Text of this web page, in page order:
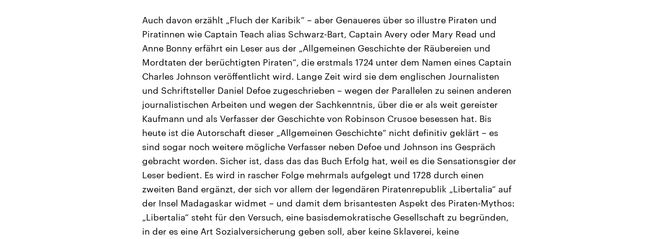
Auch davon erzählt „Fluch der Karibik“ – aber Genaueres über so illustre Piraten und
Piratinnen wie Captain Teach alias Schwarz-Bart, Captain Avery oder Mary Read und
Anne Bonny erfährt ein Leser aus der „Allgemeinen Geschichte der Räubereien und
Mordtaten der berüchtigten Piraten“, die erstmals 1724 unter dem Namen eines Captain
Charles Johnson veröffentlicht wird. Lange Zeit wird sie dem englischen Journalisten
und Schriftsteller Daniel Defoe zugeschrieben – wegen der Parallelen zu seinen anderen
journalistischen Arbeiten und wegen der Sachkenntnis, über die er als weit gereister
Kaufmann und als Verfasser der Geschichte von Robinson Crusoe besessen hat. Bis
heute ist die Autorschaft dieser „Allgemeinen Geschichte“ nicht definitiv geklärt – es
sind sogar noch weitere mögliche Verfasser neben Defoe und Johnson ins Gespräch
gebracht worden. Sicher ist, dass das das Buch Erfolg hat, weil es die Sensationsgier der
Leser bedient. Es wird in rascher Folge mehrmals aufgelegt und 1728 durch einen
zweiten Band ergänzt, der sich vor allem der legendären Piratenrepublik „Libertalia“ auf
der Insel Madagaskar widmet – und damit dem brisantesten Aspekt des Piraten-Mythos:
„Libertalia“ steht für den Versuch, eine basisdemokratische Gesellschaft zu begründen,
in der es eine Art Sozialversicherung geben soll, aber keine Sklaverei, keine